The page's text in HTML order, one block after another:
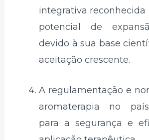
integrativa reconhecida
potencial de
devido à sua base
aceitação crescente.
A regulamentação e
aromaterapia no
para a segurança e